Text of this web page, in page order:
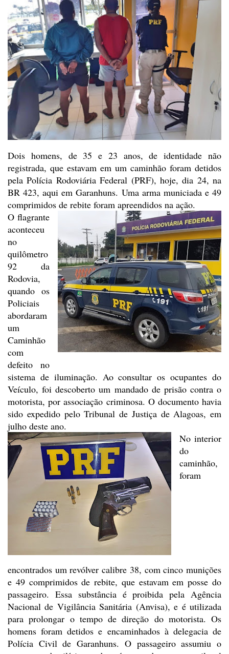
Dois homens, de 35 e 23 anos, de identidade não
registrada, que estavam em um caminhão foram detidos
pela Polícia Rodoviária Federal (PRF), hoje, dia 24, na
BR 423, aqui em Garanhuns. Uma arma municiada e 49
comprimidos de rebite foram apreendidos na ação.
O flagrante
aconteceu
no
quilômetro
92 da
Rodovia,
quando os
Policiais
abordaram
um
Caminhão
com
defeito no
sistema de iluminação. Ao consultar os ocupantes do
Veículo, foi descoberto um mandado de prisão contra o
motorista, por associação criminosa. O documentohavia
sido expedido pelo Tribunal de Justiça de Alagoas, em
julho deste ano.
No interior
do
caminhão,
foram
encontrados um revólver calibre 38, com cinco munições
e 49 comprimidos de rebite, que estavam em posse do
passageiro. Essa substância é proibida pela Agência
Nacional de Vigilância Sanitária (Anvisa), e é utilizada
para prolongar o tempo de direção do motorista. Os
homens foram detidos e encaminhados àdelegacia de
Polícia Civil de Garanhuns. O passageiro assumiu o